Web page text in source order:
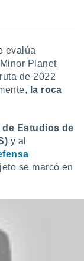
evalúa
Planet
de 2022
la roca
de Estudios de
y al
se marcó en